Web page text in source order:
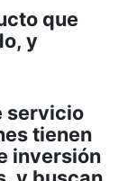
que
y
servicio
tienen
inversión